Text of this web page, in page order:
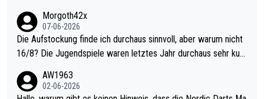
Morgoth42x
07-06-2026
Die Aufstockung finde ich durchaus sinnvoll, aber warum nicht
16/8? Die Jugendspiele waren letztes Jahr durchaus sehr kurz
Allerdings ist Mitchell Lawrie als Nummer 1 der Welt eh qualifi
ziert. Somit ändert die automatische Qualifikation des Weltmei
AW1963
02-06-2026